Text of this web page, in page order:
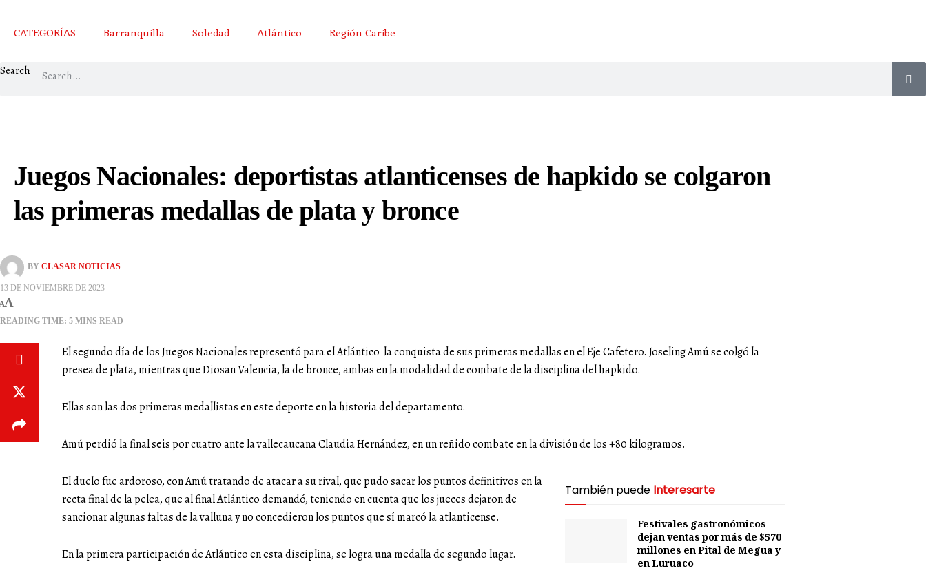
CATEGORÍAS Barranquilla Soledad Atlántico Región Caribe
Search
Juegos Nacionales: deportistas atlanticenses de hapkido se colgaron
las primeras medallas de plata y bronce
BY CLASAR NOTICIAS
13 DE NOVIEMBRE DE 2023
A
READING TIME: 5 MINS READ
El segundo día de los Juegos Nacionales representó para el Atlántico la conquista de sus primeras medallas en el Eje Cafetero. Joseling Amú se colgó la
presea de plata, mientras que Diosan Valencia, la de bronce, ambas en la modalidad de combate de la disciplina del hapkido.
Ellas son las dos primeras medallistas en este deporte en la historia del departamento.
Amú perdió la final seis por cuatro ante la vallecaucana Claudia Hernández, en un reñido combate en la división de los +80 kilogramos.
También puede Interesarte
Festivales gastronómicos
dejan ventas por más de $570
millones en Pital de Megua y
en Luruaco
El duelo fue ardoroso, con Amú tratando de atacar a su rival, que pudo sacar los puntos definitivos en la
recta final de la pelea, que al final Atlántico demandó, teniendo en cuenta que los jueces dejaron de
sancionar algunas faltas de la valluna y no concedieron los puntos que sí marcó la atlanticense.
En la primera participación de Atlántico en esta disciplina, se logra una medalla de segundo lugar.